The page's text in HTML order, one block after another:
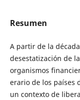
Resumen
A partir de la
desestatización de
organismos
erario de los países
un contexto de